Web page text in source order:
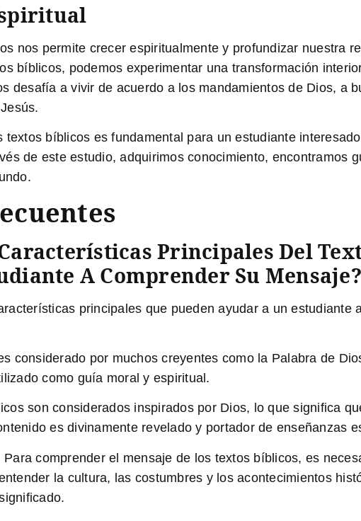
nos permite crecer espiritualmente y profundizar nuestra
bíblicos, podemos experimentar una transformación
desafía a vivir de acuerdo a los mandamientos de Dios, a
textos bíblicos es fundamental para un estudiante
de este estudio, adquirimos conocimiento, encontramos
Principales Del
A Comprender Su Mensaje?
principales que pueden ayudar a un estudiante
considerado por muchos creyentes como la Palabra de
como guía moral y espiritual.
son considerados inspirados por Dios, lo que significa
es divinamente revelado y portador de enseñanzas
comprender el mensaje de los textos bíblicos, es
la cultura, las costumbres y los acontecimientos